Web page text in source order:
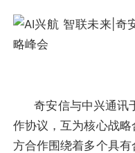
奇安信与中兴通讯
作协议，互为核心战
方合作围绕着多个具有